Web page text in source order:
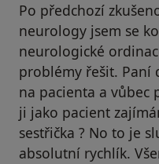
Po předchozí
neurology jsem se
neurologické
problémy řešit. Paní
na pacienta a vůbec
ji jako pacient
sestřička ? No to je
absolutní rychlík.